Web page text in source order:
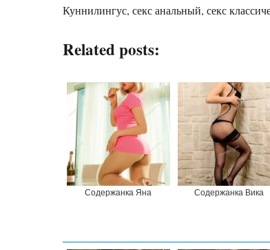
Куннилингус, секс анальный, секс
Related posts:
Содержанка Яна Содержанка Вика